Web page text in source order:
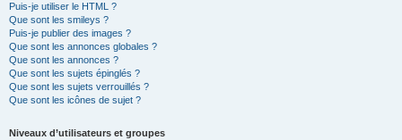
Puis-je utiliser le HTML ?
Que sont les smileys ?
Puis-je publier des images ?
Que sont les annonces globales ?
Que sont les annonces ?
Que sont les sujets épinglés ?
Que sont les sujets verrouillés ?
Que sont les icônes de sujet ?
Niveaux d’utilisateurs et groupes